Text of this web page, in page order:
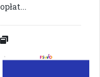
opłat...